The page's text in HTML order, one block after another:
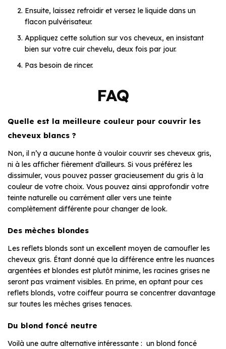
Ensuite, laissez refroidir et versez le liquide dans un
flacon pulvérisateur.
Appliquez cette solution sur vos cheveux, en insistant
bien sur votre cuir chevelu, deux fois par jour.
Pas besoin de rincer.
FAQ
Quelle est la meilleure couleur pour couvrir les
cheveux blancs ?
Non, il n’y a aucune honte à vouloir couvrir ses cheveux gris,
ni à les afficher fièrement d’ailleurs. Si vous préférez les
dissimuler, vous pouvez passer gracieusement du gris à la
couleur de votre choix. Vous pouvez ainsi approfondir votre
teinte naturelle ou carrément aller vers une teinte
complètement différente pour changer de look.
Des mèches blondes
Les reflets blonds sont un excellent moyen de camoufler les
cheveux gris. Étant donné que la différence entre les nuances
argentées et blondes est plutôt minime, les racines grises ne
seront pas vraiment visibles. En prime, en optant pour ces
reflets blonds, votre coiffeur pourra se concentrer davantage
sur toutes les mèches grises tenaces.
Du blond foncé neutre
Voilà une autre alternative intéressante : un blond foncé